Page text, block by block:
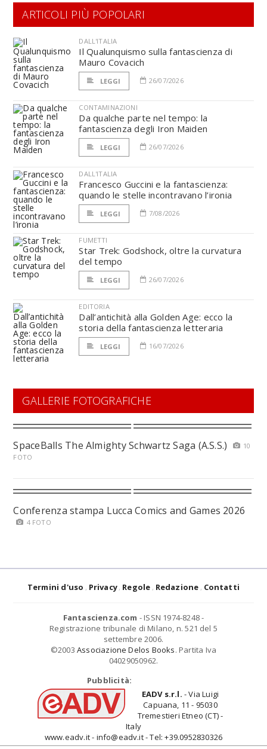
ARTICOLI PIÙ POPOLARI
DALL'ITALIA
Il Qualunquismo sulla fantascienza di
Mauro Covacich
LEGGI 26/07/2026
CONTAMINAZIONI
Da qualche parte nel tempo: la
fantascienza degli Iron Maiden
LEGGI 26/07/2026
DALL'ITALIA
Francesco Guccini e la fantascienza:
quando le stelle incontravano l’ironia
LEGGI 7/08/2026
FUMETTI
Star Trek: Godshock, oltre la curvatura
del tempo
LEGGI 26/07/2026
EDITORIA
Dall’antichità alla Golden Age: ecco la
storia della fantascienza letteraria
LEGGI 16/07/2026
GALLERIE FOTOGRAFICHE
SpaceBalls The Almighty Schwartz Saga (A.S.S.)
10
FOTO
Conferenza stampa Lucca Comics and Games 2026
4 FOTO
Termini d'uso Privacy Regole Redazione Contatti
Fantascienza.com - ISSN 1974-8248 -
Registrazione tribunale di Milano, n. 521 del 5
settembre 2006.
©2003 Associazione Delos Books. Partita Iva
04029050962.
Pubblicità:
EADV s.r.l. - Via Luigi
Capuana, 11 - 95030
Tremestieri Etneo (CT) -
Italy
www.eadv.it - info@eadv.it - Tel: +39.0952830326